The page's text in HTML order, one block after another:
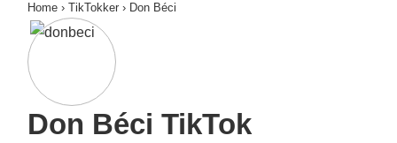
Home › TikTokker › Don Béci
Don Béci TikTok